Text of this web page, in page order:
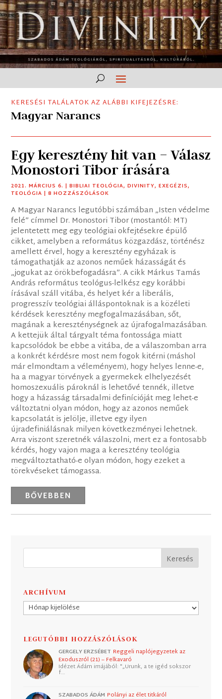
KERESÉSI TALÁLATOK AZ ALÁBBI KIFEJEZÉSRE:
Magyar Narancs
Egy keresztény hit van – Válasz
Monostori Tibor írására
2021. MÁRCIUS 6. |BIBLIAI TEOLÓGIA,DIVINITY,EXEGÉZIS,
TEOLÓGIA | 8 HOZZÁSZÓLÁSOK
A Magyar Narancs legutóbbi számában „Isten védelme
felé” címmel Dr. Monostori Tibor (mostantól: MT)
jelentetett meg egy teológiai okfejtésekre épülő
cikket, amelyben a református közgazdász, történész
amellett érvel, hogy a keresztény egyházak is
támogathatják az azonos neműek házasságát és
„jogukat az örökbefogadásra”. A cikk Márkus Tamás
András református teológus-lelkész egy korábbi
írásával száll vitába, és helyet kér a liberális,
progresszív teológiai álláspontoknak is a közéleti
kérdések keresztény megfogalmazásában, sőt,
magának a kereszténységnek az újrafogalmazásában.
A kettejük által tárgyalt téma fontossága miatt
kapcsolódok be ebbe a vitába, de a válaszomban arra
a konkrét kérdésre most nem fogok kitérni (máshol
már elmondtam a véleményem), hogy helyes lenne-e,
ha a magyar törvények a gyermekek elhelyezését
homoszexuális pároknál is lehetővé tennék, illetve
hogy a házasság társadalmi definícióját meg lehet-e
változtatni olyan módon, hogy az azonos neműek
kapcsolatát is jelölje, illetve egy ilyen
újradefiniálásnak milyen következményei lehetnek.
Arra viszont szeretnék válaszolni, mert ez a fontosabb
kérdés, hogy vajon maga a keresztény teológia
megváltoztatható-e olyan módon, hogy ezeket a
törekvéseket támogassa.
BŐVEBBEN
ARCHÍVUM
Archívum
LEGUTÓBBI HOZZÁSZÓLÁSOK
GERGELY ERZSÉBET Reggeli naplójegyzetek az
Exoduszról (21) – Felkavaró
Idézet Ádám imájából: "„Urunk, a te igéd sokszor
f…
SZABADOS ÁDÁM Polányi az élet titkáról